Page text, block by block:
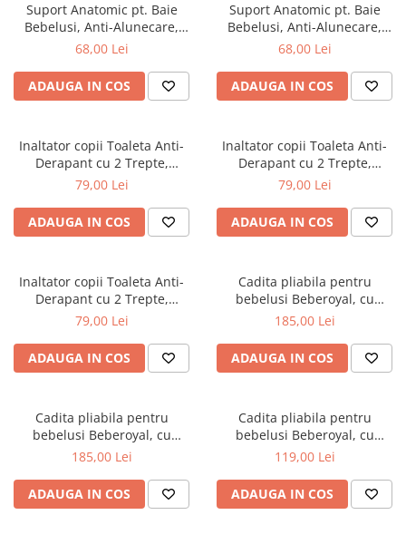
Suport Anatomic pt. Baie
Bebelusi, Anti-Alunecare,
Pliabil, Beberoyal, Verde, CD-
68,00 Lei
ADAUGA IN COS
Suport Anatomic pt. Baie
Bebelusi, Anti-Alunecare,
Pliabil, Beberoyal, Mov/Roz,
68,00 Lei
ADAUGA IN COS
Inaltator copii Toaleta Anti-
Derapant cu 2 Trepte,
Beberoyal, Gri, CD-006-003
79,00 Lei
ADAUGA IN COS
Inaltator copii Toaleta Anti-
Derapant cu 2 Trepte,
Beberoyal, Roz, CD-006-002
79,00 Lei
ADAUGA IN COS
Inaltator copii Toaleta Anti-
Derapant cu 2 Trepte,
Beberoyal, Blue, CD-006-001
79,00 Lei
ADAUGA IN COS
Cadita pliabila pentru
bebelusi Beberoyal, cu
termometru digital si dop de
006
185,00 Lei
ADAUGA IN COS
Cadita pliabila pentru
bebelusi Beberoyal, cu
termometru digital si dop de
005-005
185,00 Lei
ADAUGA IN COS
Cadita pliabila pentru
bebelusi Beberoyal, cu
termometru digital si dop de
003
119,00 Lei
ADAUGA IN COS